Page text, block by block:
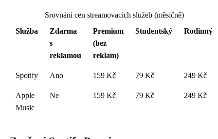
Srovnání cen streamovacích služeb (měsíčně)
Služba
Zdarma
s
reklamou
Premium
(bez
reklam)
Studentský Rodinný
Spotify Ano 159 Kč 79 Kč 249 Kč
Apple
Music
Ne 159 Kč 79 Kč 249 Kč